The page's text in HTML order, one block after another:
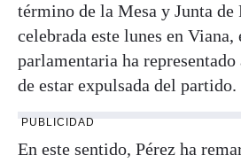
término de la Mesa y Junta de
celebrada este lunes en Viana,
parlamentaria ha representado
de estar expulsada del partido.
PUBLICIDAD
En este sentido, Pérez ha